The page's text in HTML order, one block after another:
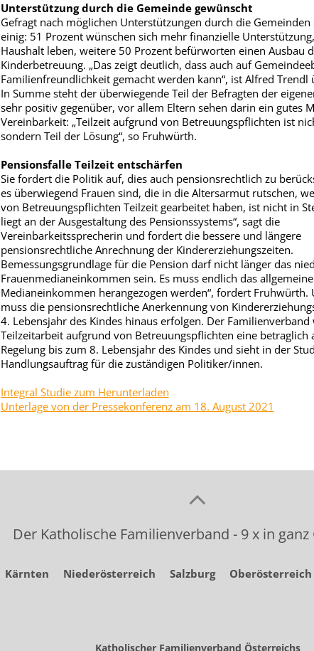
Unterstützung durch die Gemeinde gewünscht
Gefragt nach möglichen Unterstützungen durch die Gemeinden
einig: 51 Prozent wünschen sich mehr finanzielle
Haushalt leben, weitere 50 Prozent befürworten einen Ausbau
Kinderbetreuung. „Das zeigt deutlich, dass auch auf
Familienfreundlichkeit gemacht werden kann“, ist Alfred Trendl
In Summe steht der überwiegende Teil der Befragten der
sehr positiv gegenüber, vor allem Eltern sehen darin ein gutes
Vereinbarkeit: „Teilzeit aufgrund von Betreuungspflichten ist
sondern Teil der Lösung“, so Fruhwürth.
Pensionsfalle Teilzeit entschärfen
Sie fordert die Politik auf, dies auch pensionsrechtlich zu
es überwiegend Frauen sind, die in die Altersarmut rutschen,
von Betreuungspflichten Teilzeit gearbeitet haben, ist nicht in
liegt an der Ausgestaltung des Pensionssystems“, sagt die
Vereinbarkeitssprecherin und fordert die bessere und längere
pensionsrechtliche Anrechnung der Kindererziehungszeiten.
Bemessungsgrundlage für die Pension darf nicht länger das
Frauenmedianeinkommen sein. Es muss endlich das allgemeine
Medianeinkommen herangezogen werden“, fordert Fruhwürth.
muss die pensionsrechtliche Anerkennung von
4. Lebensjahr des Kindes hinaus erfolgen. Der Familienverband
Teilzeitarbeit aufgrund von Betreuungspflichten eine betraglich
Regelung bis zum 8. Lebensjahr des Kindes und sieht in der
Handlungsauftrag für die zuständigen Politiker/innen.
Integral Studie zum Herunterladen
Unterlage von der Pressekonferenz am 18. August 2021
Der Katholische Familienverband - 9 x in
Kärnten Niederösterreich Salzburg Oberösterreich
Katholischer Familienverband Österreichs